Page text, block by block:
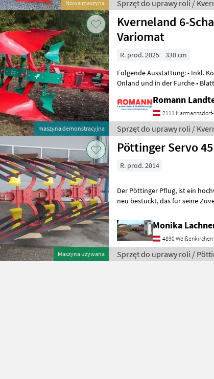
Nowa maszyna Sprzęt do uprawy roli /
maszyna demonstracyjna
Kverneland 6-
Variomat
R. prod. 2025
330 cm
Folgende Ausstattung: • Inkl. Körper Nr. 38,
Onland und in der Furche •
Romann
2111
Sprzęt do uprawy roli /
Maszyna używana
Pöttinger Servo
R. prod. 2014
Der Pöttinger Pflug, ist ein hochwertiges landwirtschaftliches Gerät,
neu bestückt, das für seine Zuverlässigkeit und Vielseitigkeit bekannt
Monika
4890
Sprzęt do uprawy roli /